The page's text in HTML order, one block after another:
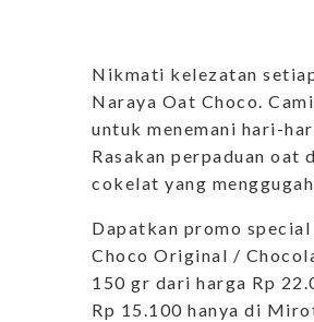
Nikmati kelezatan
Naraya Oat Choco.
untuk menemani hari-
Rasakan perpaduan oat
cokelat yang
Dapatkan promo
Choco Original /
150 gr dari harga Rp
Rp 15.100 hanya di